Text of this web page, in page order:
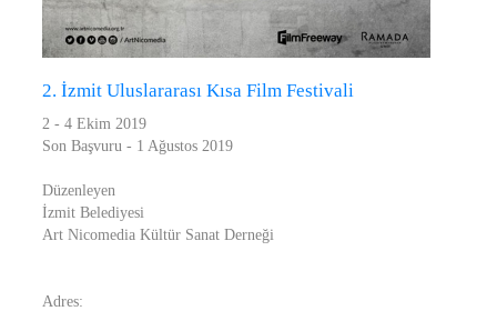
2. İzmit Uluslararası Kısa Film Festivali
2 - 4 Ekim 2019
Son Başvuru - 1 Ağustos 2019
Düzenleyen
İzmit Belediyesi
Art Nicomedia Kültür Sanat Derneği
Adres: